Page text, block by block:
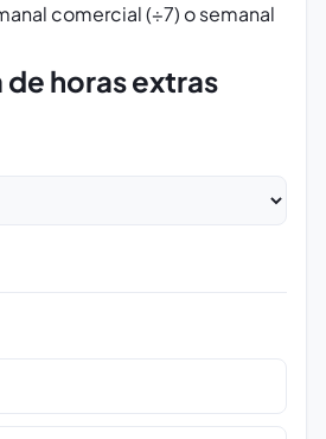
comercial (÷7) o semanal
horas extras